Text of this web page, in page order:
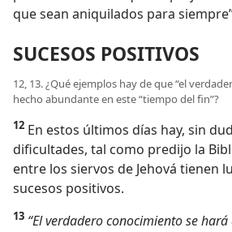
que sean aniquilados para
SUCESOS POSITIVOS
12, 13. ¿Qué ejemplos hay de que “el
hecho abundante en este “tiempo del fin”?
12 En estos últimos días hay, sin
dificultades, tal como predijo la
entre los siervos de Jehová tienen
sucesos positivos.
13 “El verdadero conocimiento se